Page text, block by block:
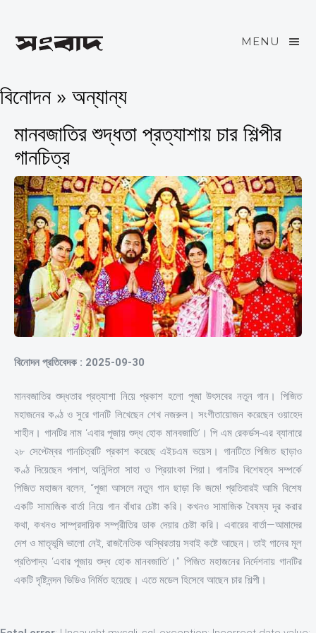
MENU
বিনোদন » অন্যান্য
মানবজাতির শুদ্ধতা প্রত্যাশায় চার শিল্পীর
গানচিত্র
বিনোদন প্রতিবেদক : 2025-09-30
মানবজাতির শুদ্ধতার প্রত্যাশা নিয়ে প্রকাশ হলো পূজা উৎসবের নতুন গান। পিজিত
মহাজনের কণ্ঠ ও সুরে গানটি লিখেছেন শেখ নজরুল। সংগীতায়োজন করেছেন ওয়াহেদ
শাহীন। গানটির নাম ‘এবার পূজায় শুদ্ধ হোক মানবজাতি’। পি এম রেকর্ডস-এর ব্যানারে
২৮ সেপ্টেম্বর গানচিত্রটি প্রকাশ করেছে এইচএম ভয়েস। গানটিতে পিজিত ছাড়াও
কণ্ঠ দিয়েছেন পলাশ, অনিন্দিতা সাহা ও প্রিয়াংকা পিয়া। গানটির বিশেষত্ব সম্পর্কে
পিজিত মহাজন বলেন, ‘‘পূজা আসলে নতুন গান ছাড়া কি জমে! প্রতিবারই আমি বিশেষ
একটি সামাজিক বার্তা নিয়ে গান বাঁধার চেষ্টা করি। কখনও সামাজিক বৈষম্য দূর করার
কথা, কখনও সাম্প্রদায়িক সম্প্রীতির ডাক দেয়ার চেষ্টা করি। এবারের বার্তা—আমাদের
দেশ ও মাতৃভূমি ভালো নেই, রাজনৈতিক অস্থিরতায় সবাই কষ্টে আছেন। তাই গানের মূল
প্রতিপাদ্য ‘এবার পূজায় শুদ্ধ হোক মানবজাতি’।” পিজিত মহাজনের নির্দেশনায় গানটির
একটি দৃষ্টিনন্দন ভিডিও নির্মিত হয়েছে। এতে মডেল হিসেবে আছেন চার শিল্পী।